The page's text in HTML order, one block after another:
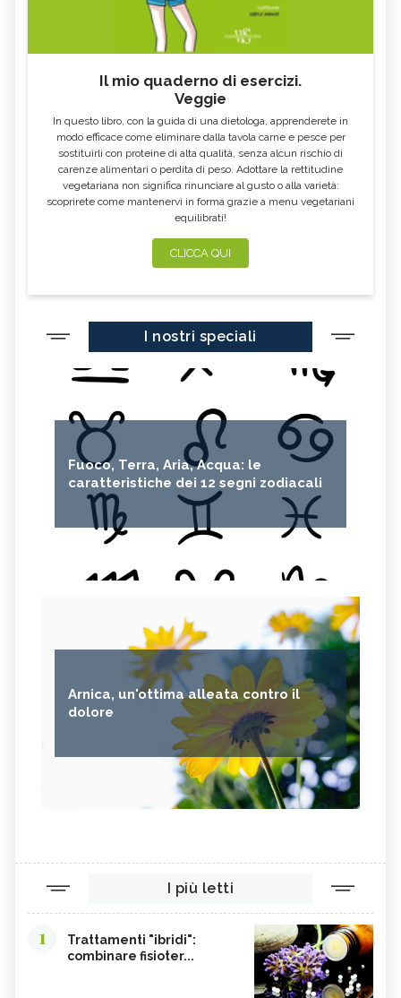
Il mio quaderno di esercizi.
Veggie
In questo libro, con la guida di una dietologa, apprenderete in
modo efficace come eliminare dalla tavola carne e pesce per
sostituirli con proteine di alta qualità, senza alcun rischio di
carenze alimentari o perdita di peso. Adottare la rettitudine
vegetariana non significa rinunciare al gusto o alla varietà:
scoprirete come mantenervi in forma grazie a menu vegetariani
equilibrati!
CLICCA QUI
I nostri speciali
Fuoco, Terra, Aria, Acqua: le
caratteristiche dei 12 segni zodiacali
Arnica, un'ottima alleata contro il
dolore
I più letti
1
Trattamenti "ibridi":
combinare fisioter...